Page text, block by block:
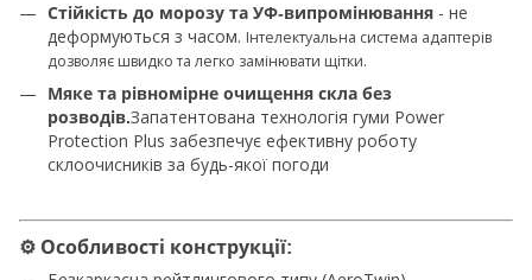
Стійкість до морозу та УФ-випромінювання - не
деформуються з часом. Інтелектуальна система адаптерів
дозволяє швидко та легко замінювати щітки.
Мяке та рівномірне очищення скла без
розводів.Запатентована технологія гуми Power
Protection Plus забезпечує ефективну роботу
склоочисників за будь-якої погоди
⚙️ Особливості конструкції: